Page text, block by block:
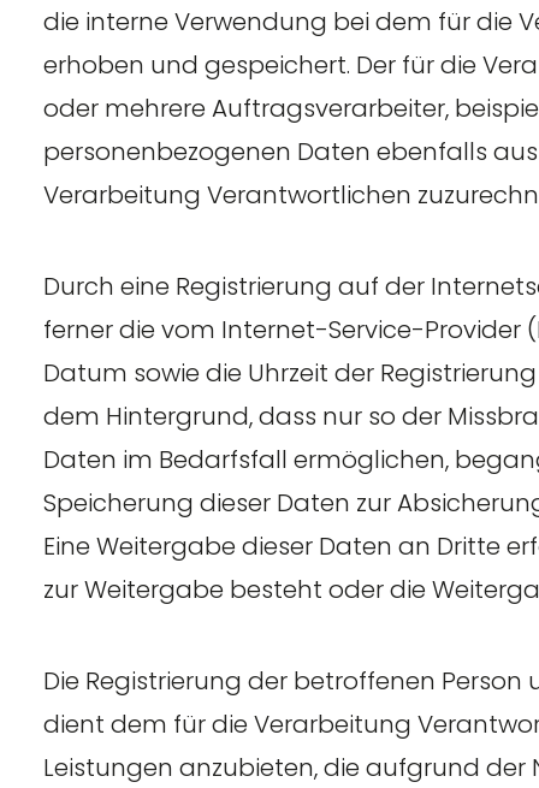
die interne Verwendung bei dem für die
erhoben und gespeichert. Der für die
oder mehrere Auftragsverarbeiter,
personenbezogenen Daten ebenfalls
Verarbeitung Verantwortlichen
Durch eine Registrierung auf der
ferner die vom Internet-Service-Provider
Datum sowie die Uhrzeit der
dem Hintergrund, dass nur so der
Daten im Bedarfsfall ermöglichen,
Speicherung dieser Daten zur
Eine Weitergabe dieser Daten an Dritte
zur Weitergabe besteht oder die
Die Registrierung der betroffenen
dient dem für die Verarbeitung
Leistungen anzubieten, die aufgrund